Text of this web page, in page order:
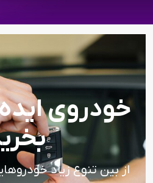
خودروی
از بین تنوع زیاد